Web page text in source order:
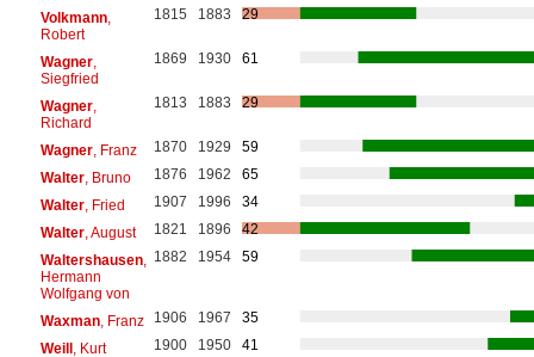
Volkmann,
Robert
1815 1883 29
Wagner,
Siegfried
1869 1930 61
Wagner,
Richard
1813 1883 29
Wagner, Franz 1870 1929
59
Walter, Bruno 1876 1962
65
Walter, Fried 1907 1996
34
Walter, August 1821 1896
42
Waltershausen,
Hermann
Wolfgang von
1882 1954 59
Waxman, Franz 1906 1967
35
Weill, Kurt 1900 1950
41